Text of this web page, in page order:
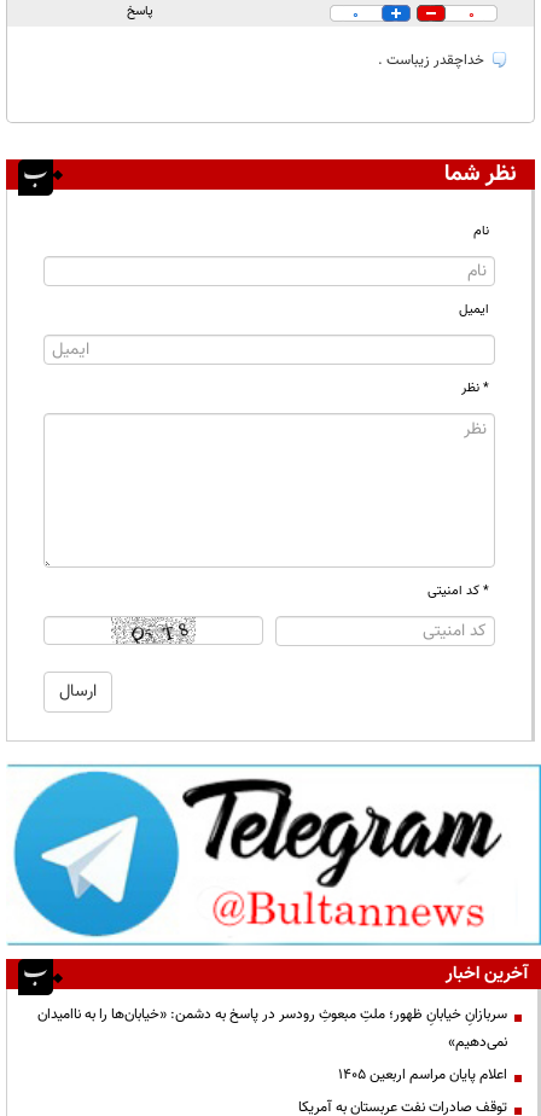
0
0 پاسخ
خداچقدر زیباست .
نظر شما
نام
ایمیل
* نظر
* کد امنیتی
آخرین اخبار
سربازانِ خیابانِ ظهور؛ ملتِ مبعوثِ رودسر در پاسخ به دشمن: «خیابان‌ها را به ناامیدان
نمی‌دهیم»
اعلام پایان مراسم اربعین ۱۴۰۵
توقف صادرات نفت عربستان به آمریکا